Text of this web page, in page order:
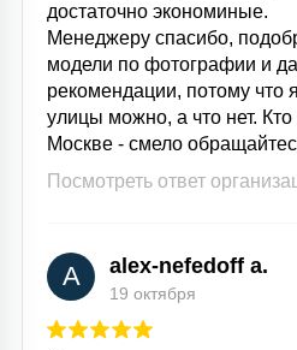
достаточно экономиные.
Менеджеру спасибо,
модели по фотографии и
рекомендации, потому что
улицы можно, а что нет.
Москве - смело
Посмотреть ответ
A alex-nefedoff a.
19 октября